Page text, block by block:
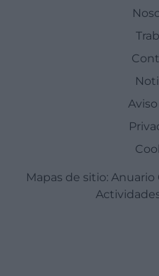
Aviso
Mapas de sitio: Anuario